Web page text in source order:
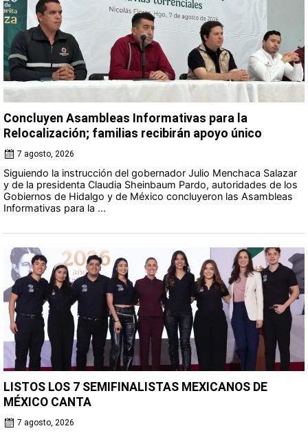
Concluyen Asambleas Informativas para la
Relocalización; familias recibirán apoyo único
7 agosto, 2026
Siguiendo la instrucción del gobernador Julio Menchaca Salazar
y de la presidenta Claudia Sheinbaum Pardo, autoridades de los
Gobiernos de Hidalgo y de México concluyeron las Asambleas
Informativas para la ...
LISTOS LOS 7 SEMIFINALISTAS MEXICANOS DE
MÉXICO CANTA
7 agosto, 2026